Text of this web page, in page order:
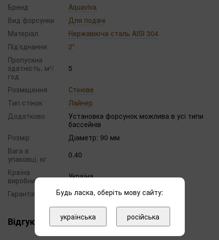
Бренд
Aquaviva
Вид форсунки
Для подачі
Матеріал
Нержавіюча сталь AISI 304
Під’єднання
2"
Пропускна
здатність, м³/
год
5
Розміщення
Стінове
Тип стінок
Лайнер
Додатково
Установка форсунок можлива в усі типи
бассейнів
Розмір
Діаметр: 90 мм
Вага в
упаковці, кг
0.40
Країна
виробник
Україна
Гарантія
12 місяців
Відгуки
Будь ласка, оберіть мову сайту:
українська російська